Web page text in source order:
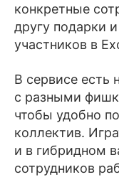
конкретные
другу подарки
участников в
В сервисе есть
с разными
чтобы удобно
коллектив.
и в гибридном
сотрудников